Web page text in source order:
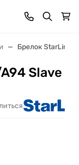
Брелок StarLine
Slave